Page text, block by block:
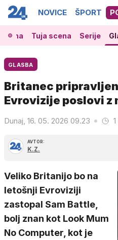
NOVICE ŠPORT
Tuja scena Serije
GLASBA
Britanec
Evrovizije poslovi z
Dunaj, 16. 05. 2026 09.23
AVTOR:
K.Z.
Veliko Britanijo bo na
letošnji Evroviziji
zastopal Sam Battle,
bolj znan kot Look Mum
No Computer, kot je